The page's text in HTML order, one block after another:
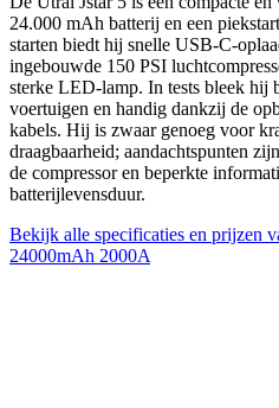
24.000 mAh batterij en een
starten biedt hij snelle USB-C-
ingebouwde 150 PSI
sterke LED-lamp. In tests bleek hij
voertuigen en handig dankzij de
kabels. Hij is zwaar genoeg voor
draagbaarheid; aandachtspunten
de compressor en beperkte
batterijlevensduur.
Bekijk alle specificaties en prijzen
24000mAh 2000A